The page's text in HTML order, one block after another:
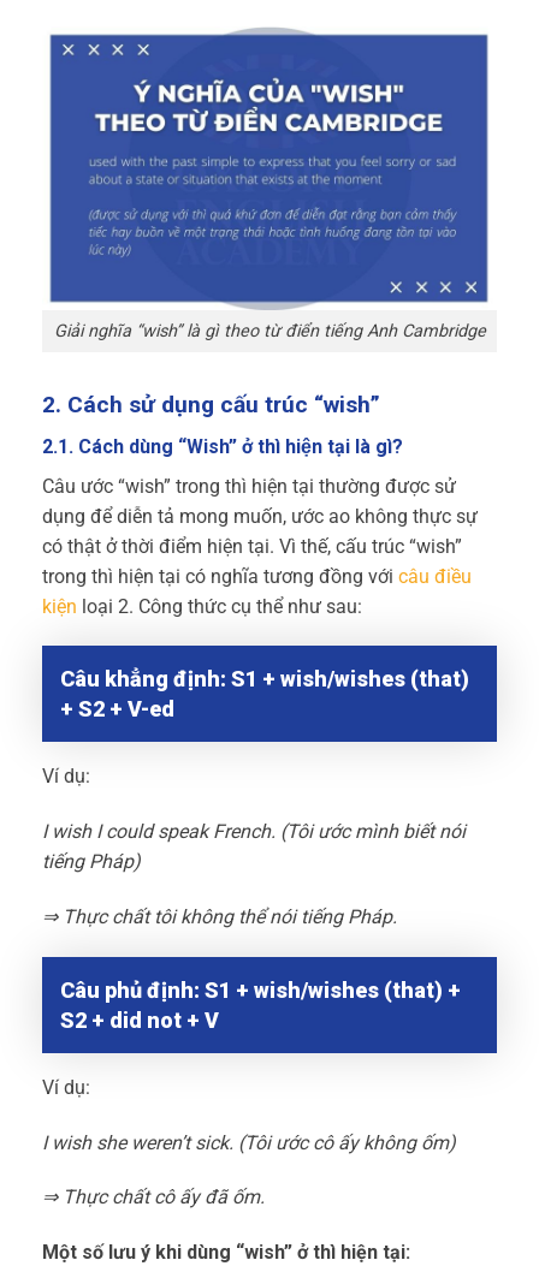
Giải nghĩa “wish” là gì theo từ điển tiếng Anh Cambridge
2. Cách sử dụng cấu trúc “wish”
2.1. Cách dùng “Wish” ở thì hiện tại là gì?
Câu ước “wish” trong thì hiện tại thường được sử
dụng để diễn tả mong muốn, ước ao không thực sự
có thật ở thời điểm hiện tại. Vì thế, cấu trúc “wish”
trong thì hiện tại có nghĩa tương đồng với câu điều
kiện loại 2. Công thức cụ thể như sau:
Câu khẳng định: S1 + wish/wishes (that)
+ S2 + V-ed
Ví dụ:
I wish I could speak French. (Tôi ước mình biết nói
tiếng Pháp)
⇒ Thực chất tôi không thể nói tiếng Pháp.
Câu phủ định: S1 + wish/wishes (that) +
S2 + did not + V
Ví dụ:
I wish she weren’t sick. (Tôi ước cô ấy không ốm)
⇒ Thực chất cô ấy đã ốm.
Một số lưu ý khi dùng “wish” ở thì hiện tại: